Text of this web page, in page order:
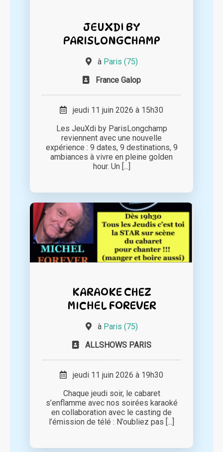
JEUXDI BY
PARISLONGCHAMP
à Paris (75)
France Galop
jeudi 11 juin 2026 à 15h30
Les JeuXdi by ParisLongchamp
reviennent avec une nouvelle
expérience : 9 dates, 9 destinations, 9
ambiances à vivre en pleine golden
hour. Un [...]
KARAOKE CHEZ
MICHEL FOREVER
à Paris (75)
ALLSHOWS PARIS
jeudi 11 juin 2026 à 19h30
Chaque jeudi soir, le cabaret
s’enflamme avec nos soirées karaoké
en collaboration avec le casting de
l’émission de télé : N’oubliez pas [...]